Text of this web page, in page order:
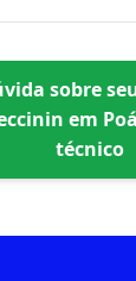
sobre
em
técnico